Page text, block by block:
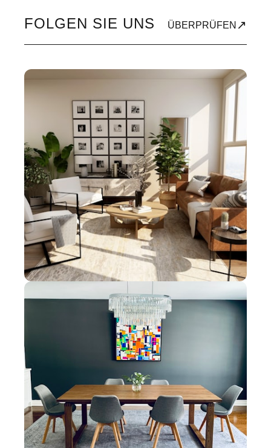
FOLGEN SIE UNS ÜBERPRÜFEN ↗